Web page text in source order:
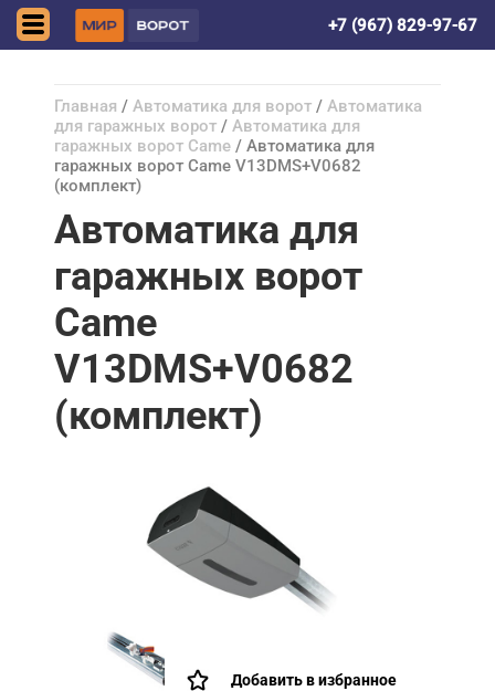
+7 (967) 829-97-67
Главная / Автоматика для ворот / Автоматика
для гаражных ворот / Автоматика для
гаражных ворот Came / Автоматика для
гаражных ворот Came V13DMS+V0682
(комплект)
Автоматика для
гаражных ворот
Came
V13DMS+V0682
(комплект)
Добавить в избранное